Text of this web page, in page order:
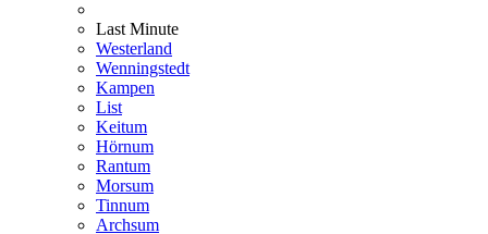
Last Minute
Westerland
Wenningstedt
Kampen
List
Keitum
Hörnum
Rantum
Morsum
Tinnum
Archsum